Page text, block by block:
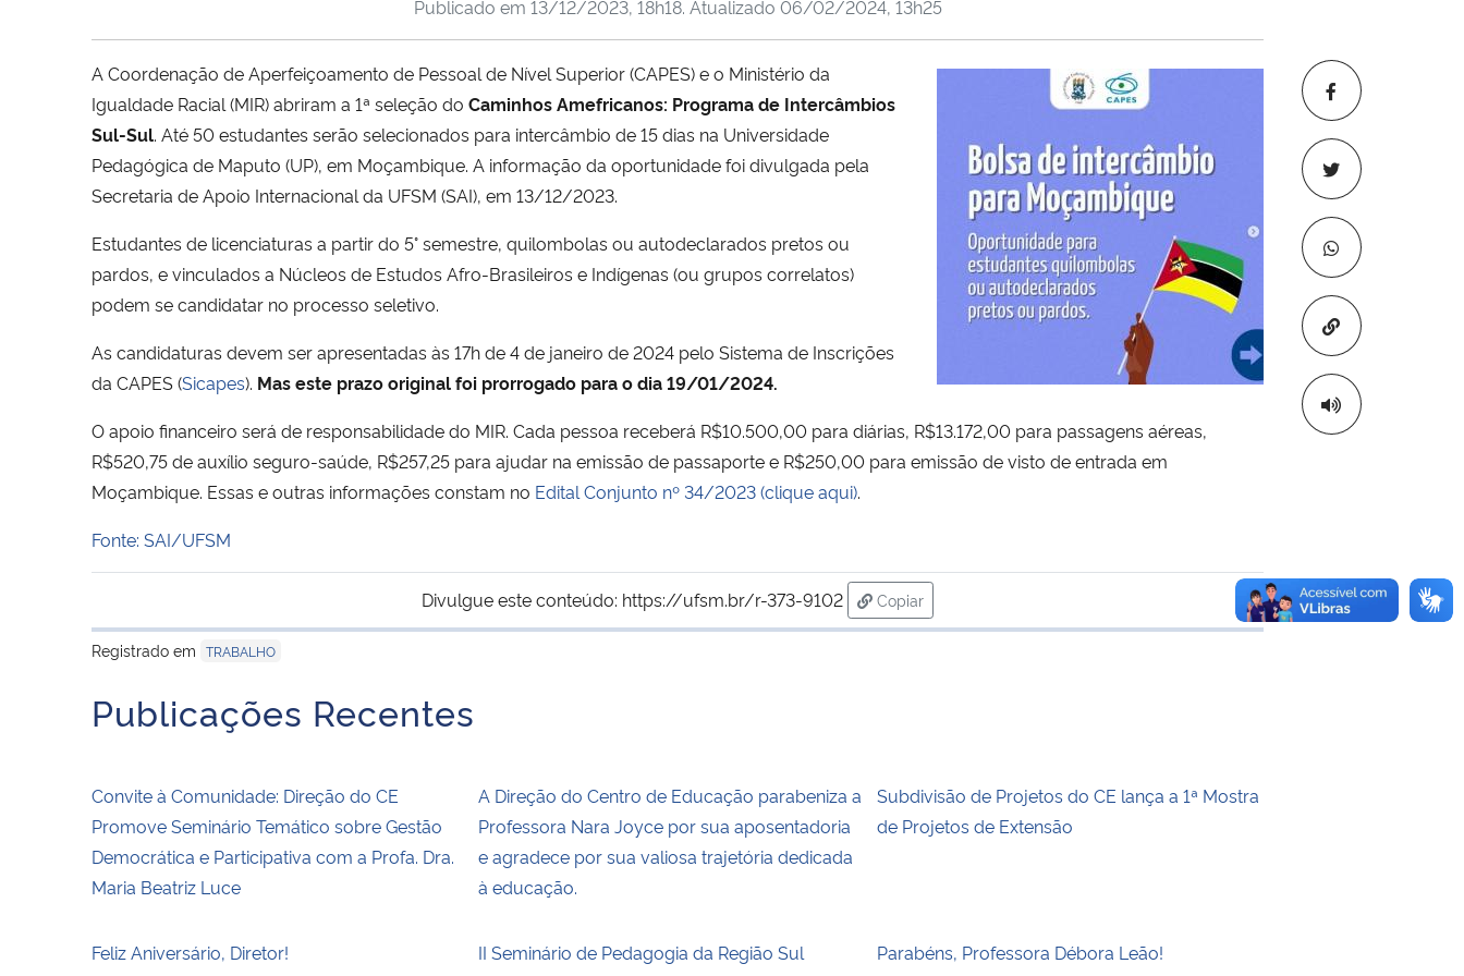
Copiar para
Publicado em 13/12/2023, 18h18. Atualizado 06/02/2024, 13h25
A Coordenação de Aperfeiçoamento de Pessoal de Nível Superior (CAPES) e o Ministério da
Igualdade Racial (MIR) abriram a 1ª seleção do Caminhos Amefricanos: Programa de Intercâmbios
Sul-Sul. Até 50 estudantes serão selecionados para intercâmbio de 15 dias na Universidade
Pedagógica de Maputo (UP), em Moçambique. A informação da oportunidade foi divulgada pela
Secretaria de Apoio Internacional da UFSM (SAI), em 13/12/2023.
Estudantes de licenciaturas a partir do 5° semestre, quilombolas ou autodeclarados pretos ou
pardos, e vinculados a Núcleos de Estudos Afro-Brasileiros e Indígenas (ou grupos correlatos)
podem se candidatar no processo seletivo.
As candidaturas devem ser apresentadas às 17h de 4 de janeiro de 2024 pelo Sistema de Inscrições
da CAPES (Sicapes). Mas este prazo original foi prorrogado para o dia 19/01/2024.
O apoio financeiro será de responsabilidade do MIR. Cada pessoa receberá R$10.500,00 para diárias, R$13.172,00 para passagens aéreas,
R$520,75 de auxílio seguro-saúde, R$257,25 para ajudar na emissão de passaporte e R$250,00 para emissão de visto de entrada em
Moçambique. Essas e outras informações constam no Edital Conjunto nº 34/2023 (clique aqui).
Fonte: SAI/UFSM
Divulgue este conteúdo: https://ufsm.br/r-373-9102
Copiar
para área de transferência
Registrado em TRABALHO
Publicações Recentes
Convite à Comunidade: Direção do CE
Promove Seminário Temático sobre Gestão
Democrática e Participativa com a Profa. Dra.
Maria Beatriz Luce
A Direção do Centro de Educação parabeniza a
Professora Nara Joyce por sua aposentadoria
e agradece por sua valiosa trajetória dedicada
à educação.
Subdivisão de Projetos do CE lança a 1ª Mostra
de Projetos de Extensão
Feliz Aniversário, Diretor!
II Seminário de Pedagogia da Região Sul
Parabéns, Professora Débora Leão!